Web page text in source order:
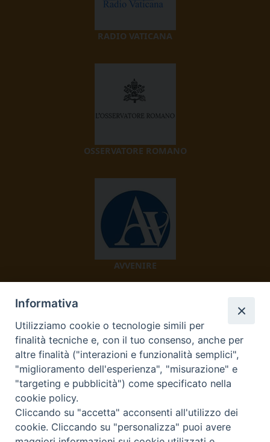
RADIO VATICANA
OSSERVATORE ROMANO
AVVENIRE
TV 2000
Informativa
Utilizziamo cookie o tecnologie simili per
finalità tecniche e, con il tuo consenso, anche per
altre finalità ("interazioni e funzionalità semplici",
"miglioramento dell'esperienza", "misurazione" e
"targeting e pubblicità") come specificato nella
cookie policy.
Cliccando su "accetta" acconsenti all'utilizzo dei
cookie. Cliccando su "personalizza" puoi avere